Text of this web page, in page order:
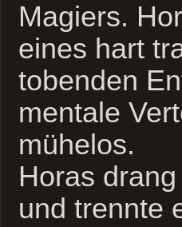
Magiers.
eines hart
tobenden
mentale
mühelos.
Horas
und trennte